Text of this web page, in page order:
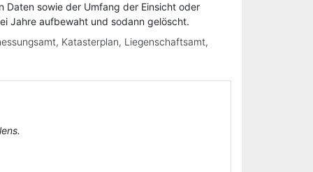
Daten sowie der Umfang der Einsicht oder
Jahre aufbewaht und sodann gelöscht.
Katasterplan, Liegenschaftsamt,